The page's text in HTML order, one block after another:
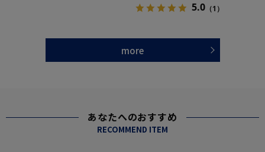
5.0 （1）
more
あなたへのおすすめ
RECOMMEND ITEM